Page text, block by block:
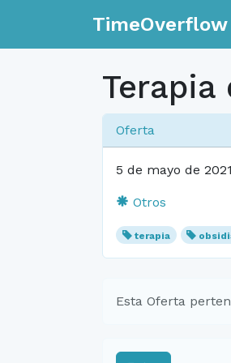
TimeOverflow
Terapia
Oferta
5 de mayo de 2021
Otros
terapia
Esta Oferta